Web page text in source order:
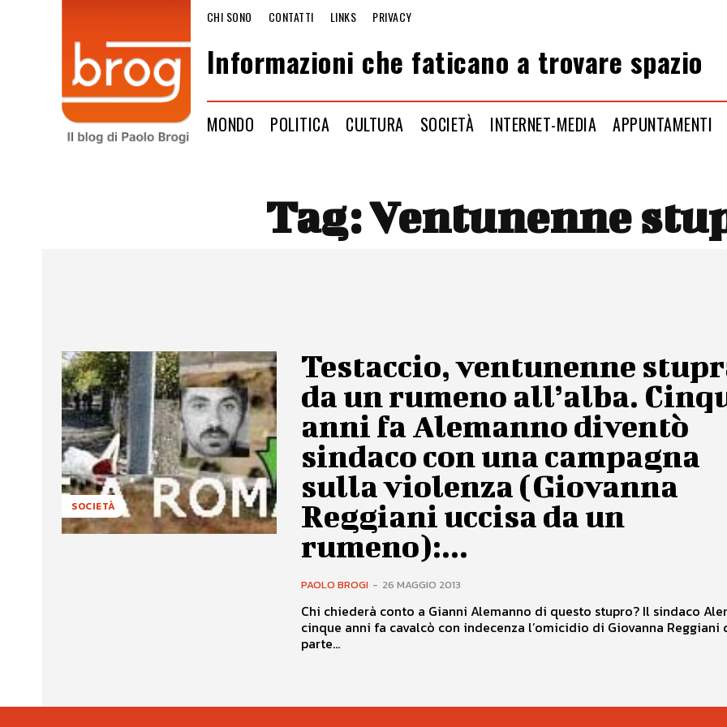
CHI SONO CONTATTI LINKS PRIVACY
Informazioni che faticano a trovare spazio
MONDO POLITICA CULTURA SOCIETÀ INTERNET-MEDIA APPUNTAMENTI
Tag:Ventunenne
SOCIETÀ
Testaccio, ventunenne
da un rumeno all’alba.
anni fa Alemanno diventò
sindaco con una campagna
sulla violenza (Giovanna
Reggiani uccisa da un
rumeno):...
PAOLO BROGI - 26 MAGGIO 2013
Chi chiederà conto a Gianni Alemanno di questo stupro? Il sindaco
cinque anni fa cavalcò con indecenza l’omicidio di Giovanna Reggiani
parte...